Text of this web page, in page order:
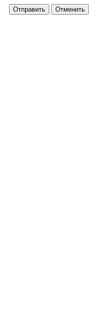
Отправить Отменить